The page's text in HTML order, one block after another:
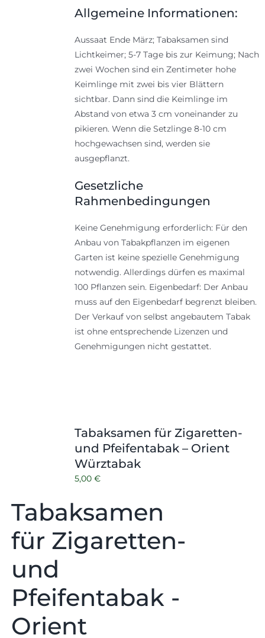
Allgemeine Informationen:
Aussaat Ende März; Tabaksamen sind
Lichtkeimer; 5-7 Tage bis zur Keimung; Nach
zwei Wochen sind ein Zentimeter hohe
Keimlinge mit zwei bis vier Blättern
sichtbar. Dann sind die Keimlinge im
Abstand von etwa 3 cm voneinander zu
pikieren. Wenn die Setzlinge 8-10 cm
hochgewachsen sind, werden sie
ausgepflanzt.
Gesetzliche
Rahmenbedingungen
Keine Genehmigung erforderlich: Für den
Anbau von Tabakpflanzen im eigenen
Garten ist keine spezielle Genehmigung
notwendig. Allerdings dürfen es maximal
100 Pflanzen sein. Eigenbedarf: Der Anbau
muss auf den Eigenbedarf begrenzt bleiben.
Der Verkauf von selbst angebautem Tabak
ist ohne entsprechende Lizenzen und
Genehmigungen nicht gestattet.
Tabaksamen für Zigaretten-
und Pfeifentabak – Orient
Würztabak
5,00 €
Tabaksamen
für Zigaretten-
und
Pfeifentabak -
Orient